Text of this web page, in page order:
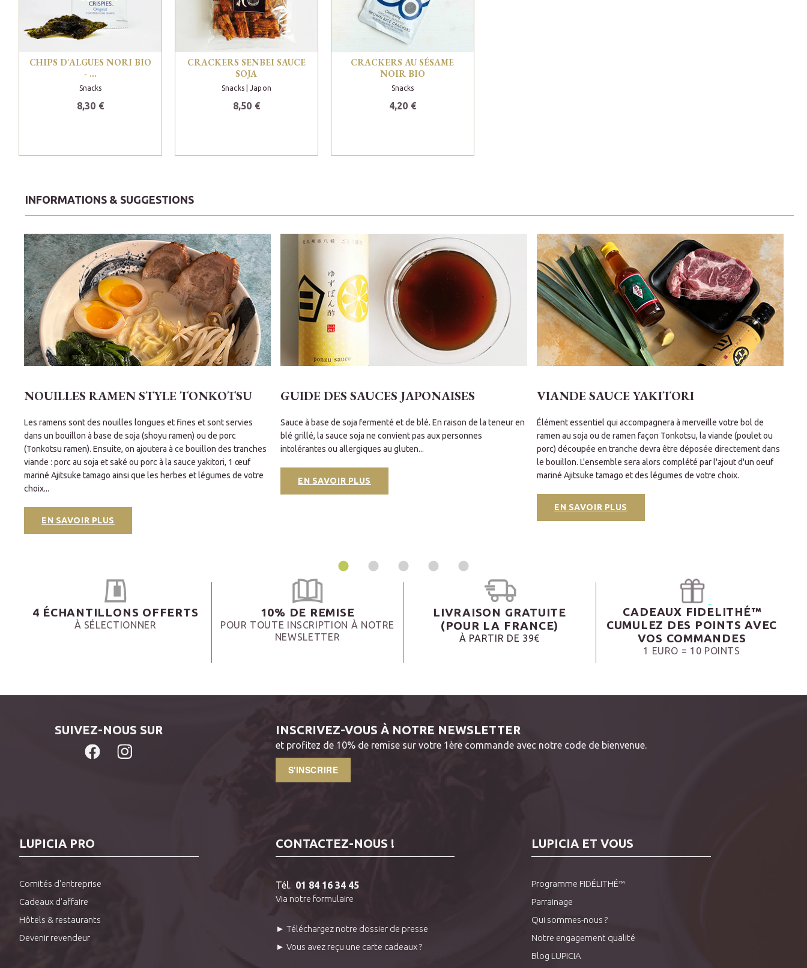
CHIPS D'ALGUES NORI BIO
- …
Snacks
8,30 €
CRACKERS SENBEI SAUCE
SOJA
Snacks| Japon
8,50 €
CRACKERS AU SÉSAME
NOIR BIO
Snacks
4,20 €
INFORMATIONS & SUGGESTIONS
NOUILLES RAMEN STYLE TONKOTSU
Les ramens sont des nouilles longues et fines et sont servies
dans un bouillon à base de soja (shoyu ramen) ou de porc
(Tonkotsu ramen). Ensuite, on ajoutera à ce bouillon des tranches
viande : porc au soja et saké ou porc à la sauce yakitori, 1 œuf
mariné Ajitsuke tamago ainsi que les herbes et légumes de votre
choix...
EN SAVOIR PLUS
GUIDE DES SAUCES JAPONAISES
Sauce à base de soja fermenté et de blé. En raison de la teneur en
blé grillé, la sauce soja ne convient pas aux personnes
intolérantes ou allergiques au gluten...
EN SAVOIR PLUS
VIANDE SAUCE YAKITORI
Élément essentiel qui accompagnera à merveille votre bol de
ramen au soja ou de ramen façon Tonkotsu, la viande (poulet ou
porc) découpée en tranche devra être déposée directement dans
le bouillon. L'ensemble sera alors complété par l'ajout d'un oeuf
mariné Ajitsuke tamago et des légumes de votre choix.
EN SAVOIR PLUS
4 ÉCHANTILLONS OFFERTS
À SÉLECTIONNER
10% DE REMISE
POUR TOUTE INSCRIPTION À NOTRE
NEWSLETTER
LIVRAISON GRATUITE
(POUR LA FRANCE)
À PARTIR DE 39€
CADEAUX FIDELITHÉ™
CUMULEZ DES POINTS AVEC
VOS COMMANDES
1 EURO = 10 POINTS
SUIVEZ-NOUS SUR INSCRIVEZ-VOUS À NOTRE NEWSLETTER
et profitez de 10% de remise sur votre 1ère commande avec notre code de bienvenue.
S'INSCRIRE
LUPICIA PRO
Comités d'entreprise
Cadeaux d'affaire
Hôtels & restaurants
Devenir revendeur
CONTACTEZ-NOUS !
Tél. 01 84 16 34 45
Via notre formulaire
► Téléchargez notre dossier de presse
► Vous avez reçu une carte cadeaux ?
LUPICIA ET VOUS
Programme FIDÉLITHÉ™
Parrainage
Qui sommes-nous ?
Notre engagement qualité
Blog LUPICIA